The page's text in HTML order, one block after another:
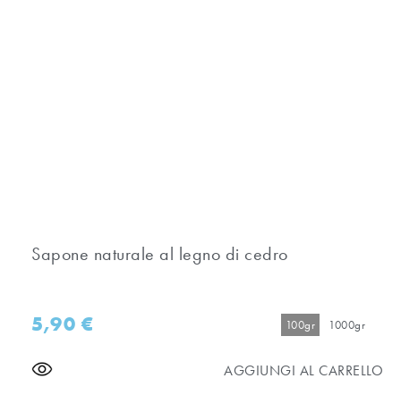
Sapone naturale al legno di cedro
5,90€ 100gr 1000gr
AGGIUNGI AL CARRELLO